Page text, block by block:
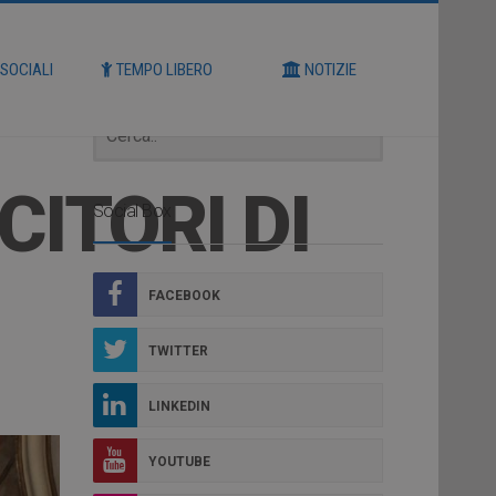
TEMPO LIBERO NOTIZIE
DI
Social Box
FACEBOOK
TWITTER
LINKEDIN
YOUTUBE